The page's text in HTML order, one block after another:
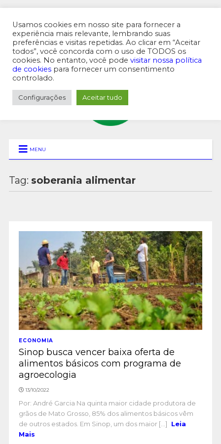
MENU SUPERIOR
MENU
Tag: soberania alimentar
ECONOMIA
Sinop busca vencer baixa oferta de
alimentos básicos com programa de
agroecologia
13/10/2022
Por: André Garcia Na quinta maior cidade produtora de
grãos de Mato Grosso, 85% dos alimentos básicos vêm
de outros estados. Em Sinop, um dos maior [...]
Leia
Mais
Usamos cookies em nosso site para fornecer a
experiência mais relevante, lembrando suas
preferências e visitas repetidas. Ao clicar em “Aceitar
todos”, você concorda com o uso de TODOS os
cookies. No entanto, você pode visitar nossa política
de cookies para fornecer um consentimento
controlado.
Configurações Aceitar tudo